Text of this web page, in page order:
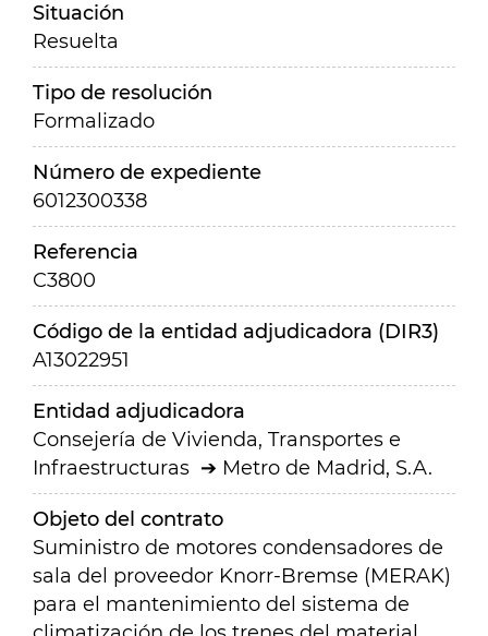
Situación
Resuelta
Tipo de resolución
Formalizado
Número de expediente
6012300338
Referencia
C3800
Código de la entidad adjudicadora (DIR3)
A13022951
Entidad adjudicadora
Consejería de Vivienda, Transportes e
Infraestructuras
Metro de Madrid, S.A.
Objeto del contrato
Suministro de motores condensadores de
sala del proveedor Knorr-Bremse (MERAK)
para el mantenimiento del sistema de